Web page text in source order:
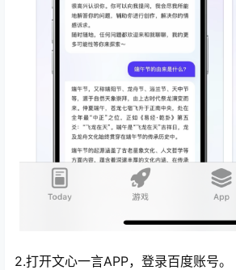
2.打开文心一言APP，登录百度账号。